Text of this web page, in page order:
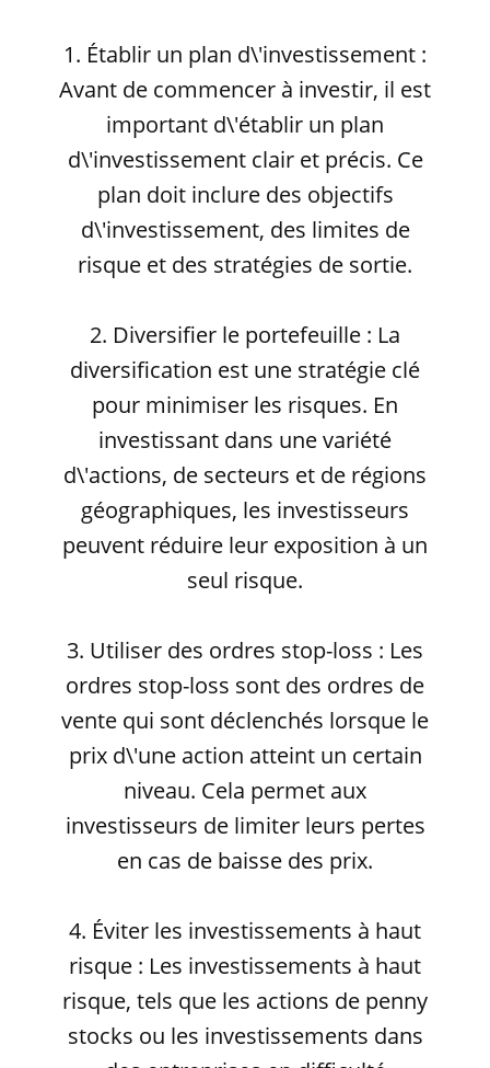
1. Établir un plan d\'investissement :
Avant de commencer à investir, il est
important d\'établir un plan
d\'investissement clair et précis. Ce
plan doit inclure des objectifs
d\'investissement, des limites de
risque et des stratégies de sortie.
2. Diversifier le portefeuille : La
diversification est une stratégie clé
pour minimiser les risques. En
investissant dans une variété
d\'actions, de secteurs et de régions
géographiques, les investisseurs
peuvent réduire leur exposition à un
seul risque.
3. Utiliser des ordres stop-loss : Les
ordres stop-loss sont des ordres de
vente qui sont déclenchés lorsque le
prix d\'une action atteint un certain
niveau. Cela permet aux
investisseurs de limiter leurs pertes
en cas de baisse des prix.
4. Éviter les investissements à haut
risque : Les investissements à haut
risque, tels que les actions de penny
stocks ou les investissements dans